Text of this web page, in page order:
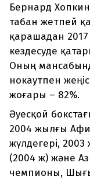
Бернард
табан жетпей
қарашадан
кездесуде
Оның
нокаутпен
жоғары – 82%.
Әуесқой
2004 жылғы
жүлдегері,
(2004 ж) және
чемпионы,